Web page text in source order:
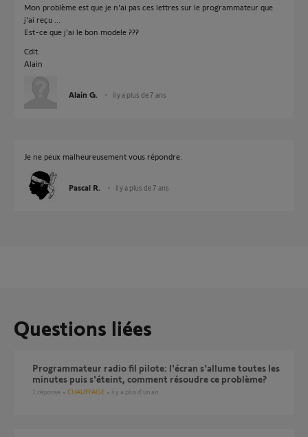
Mon problème est que je n'ai pas ces lettres sur le programmateur que
j'ai reçu ...
Est-ce que j'ai le bon modele ???
Cdlt.
Alain
Alain G. il y a plus de 7 ans
Je ne peux malheureusement vous répondre.
Pascal R. il y a plus de 7 ans
Questions liées
Programmateur radio fil pilote: l'écran s'allume toutes les
minutes puis s'éteint, comment résoudre ce problème?
1 réponse CHAUFFAGE il y a plus d'un an